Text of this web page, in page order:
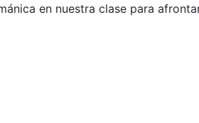
en nuestra clase para